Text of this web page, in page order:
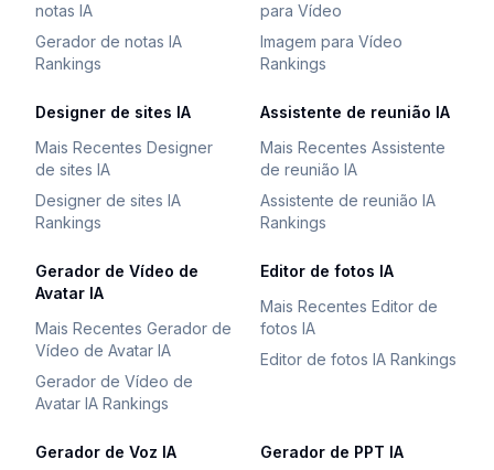
notas IA
Gerador de notas IA
Rankings
para Vídeo
Imagem para Vídeo
Rankings
Designer de sites IA
Mais Recentes Designer
de sites IA
Designer de sites IA
Rankings
Assistente de reunião IA
Mais Recentes Assistente
de reunião IA
Assistente de reunião IA
Rankings
Gerador de Vídeo de
Avatar IA
Mais Recentes Gerador de
Vídeo de Avatar IA
Gerador de Vídeo de
Avatar IA Rankings
Editor de fotos IA
Mais Recentes Editor de
fotos IA
Editor de fotos IA Rankings
Gerador de Voz IA
Gerador de PPT IA